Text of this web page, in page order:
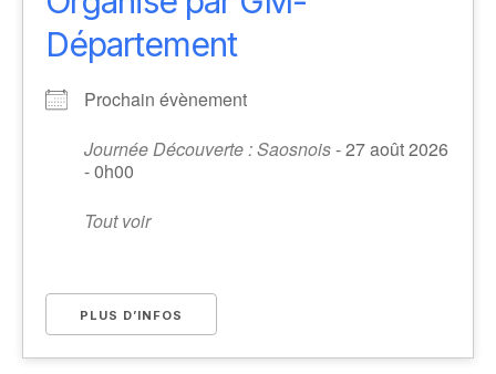
Département
Prochain évènement
Journée Découverte : Saosnois- 27 août 2026
- 0h00
Tout voir
PLUS D’INFOS